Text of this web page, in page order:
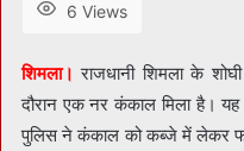
6 Views
शिमला। राजधानी शिमला के
दौरान एक नर कंकाल मिला है। यह
पुलिस ने कंकाल को कब्जे में लेकर